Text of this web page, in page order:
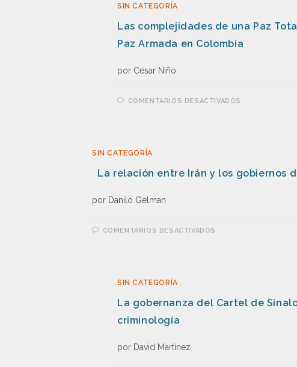
SIN CATEGORÍA
Las complejidades de una Paz
Paz Armada en Colombia
por César Niño
COMENTARIOS DESACTIVADOS
SIN CATEGORÍA
La relación entre Irán y los gobiernos
por Danilo Gelman
COMENTARIOS DESACTIVADOS
SIN CATEGORÍA
La gobernanza del Cartel de
criminología
por David Martínez